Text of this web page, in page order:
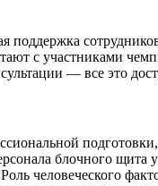
поддержка
с участниками
— все это
блочного
человеческого